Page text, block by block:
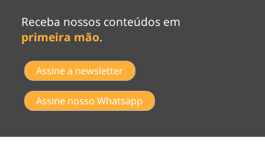
Receba nossos conteúdos em
primeira mão.
Assine a newsletter
Assine nosso Whatsapp